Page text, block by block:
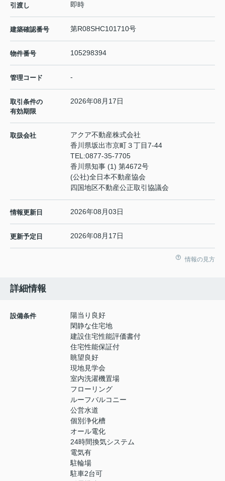
引渡し 即時
建築確認番号 第R08SHC101710号
物件番号 105298394
管理コード -
取引条件の
有効期限
2026年08月17日
取扱会社
アクア不動産株式会社
香川県坂出市京町３丁目7-44
TEL:0877-35-7705
香川県知事 (1) 第4672号
(公社)全日本不動産協会
四国地区不動産公正取引協議会
情報更新日 2026年08月03日
更新予定日 2026年08月17日
情報の見方
詳細情報
設備条件
陽当り良好
閑静な住宅地
建設住宅性能評価書付
住宅性能保証付
眺望良好
現地見学会
室内洗濯機置場
フローリング
ルーフバルコニー
公営水道
個別浄化槽
オール電化
24時間換気システム
電気有
駐輪場
駐車2台可